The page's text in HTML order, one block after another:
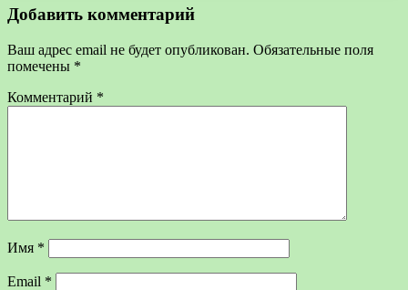
Добавить комментарий
Ваш адрес email не будет опубликован. Обязательные поля
помечены *
Комментарий *
Имя *
Email *